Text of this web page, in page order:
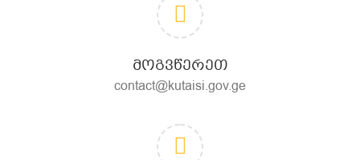
ᲛᲝᲒᲕᲬᲔᲠᲔᲗ
contact@kutaisi.gov.ge